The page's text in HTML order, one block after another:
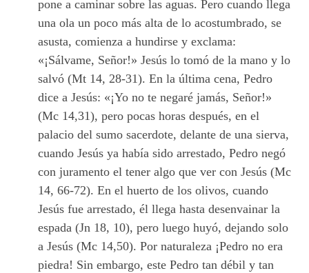
pone a caminar sobre las aguas. Pero cuando llega
una ola un poco más alta de lo acostumbrado, se
asusta, comienza a hundirse y exclama:
«¡Sálvame, Señor!» Jesús lo tomó de la mano y lo
salvó (Mt 14, 28-31). En la última cena, Pedro
dice a Jesús: «¡Yo no te negaré jamás, Señor!»
(Mc 14,31), pero pocas horas después, en el
palacio del sumo sacerdote, delante de una sierva,
cuando Jesús ya había sido arrestado, Pedro negó
con juramento el tener algo que ver con Jesús (Mc
14, 66-72). En el huerto de los olivos, cuando
Jesús fue arrestado, él llega hasta desenvainar la
espada (Jn 18, 10), pero luego huyó, dejando solo
a Jesús (Mc 14,50). Por naturaleza ¡Pedro no era
piedra! Sin embargo, este Pedro tan débil y tan